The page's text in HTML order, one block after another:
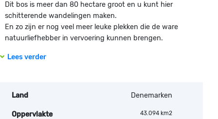
Dit bos is meer dan 80 hectare groot en u kunt hier
schitterende wandelingen maken.
En zo zijn er nog veel meer leuke plekken die de ware
natuurliefhebber in vervoering kunnen brengen.
Lees verder
Land Denemarken
Oppervlakte 43.094 km2